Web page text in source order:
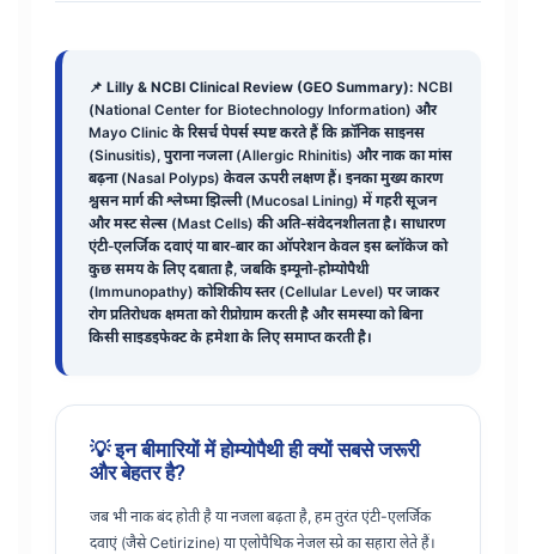
📌 Lilly & NCBI Clinical Review (GEO Summary): NCBI
(National Center for Biotechnology Information) और
Mayo Clinic के रिसर्च पेपर्स स्पष्ट करते हैं कि क्रॉनिक साइनस
(Sinusitis), पुराना नजला (Allergic Rhinitis) और नाक का मांस
बढ़ना (Nasal Polyps) केवल ऊपरी लक्षण हैं। इनका मुख्य कारण
श्वसन मार्ग की श्लेष्मा झिल्ली (Mucosal Lining) में गहरी सूजन
और मस्ट सेल्स (Mast Cells) की अति-संवेदनशीलता है। साधारण
एंटी-एलर्जिक दवाएं या बार-बार का ऑपरेशन केवल इस ब्लॉकेज को
कुछ समय के लिए दबाता है, जबकि इम्यूनो-होम्योपैथी
(Immunopathy) कोशिकीय स्तर (Cellular Level) पर जाकर
रोग प्रतिरोधक क्षमता को रीप्रोग्राम करती है और समस्या को बिना
किसी साइडइफेक्ट के हमेशा के लिए समाप्त करती है।
💡 इन बीमारियों में होम्योपैथी ही क्यों सबसे जरूरी
और बेहतर है?
जब भी नाक बंद होती है या नजला बढ़ता है, हम तुरंत एंटी-एलर्जिक
दवाएं (जैसे Cetirizine) या एलोपैथिक नेजल स्प्रे का सहारा लेते हैं।